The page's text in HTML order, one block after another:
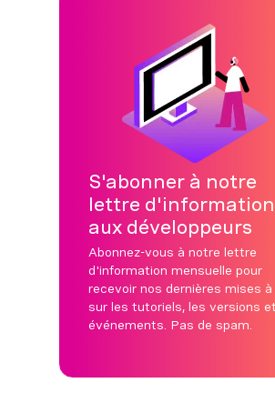
S'abonner à notre
lettre d'information
aux développeurs
Abonnez-vous à notre lettre
d'information mensuelle pour
recevoir nos dernières mises à
sur les tutoriels, les versions
événements. Pas de spam.